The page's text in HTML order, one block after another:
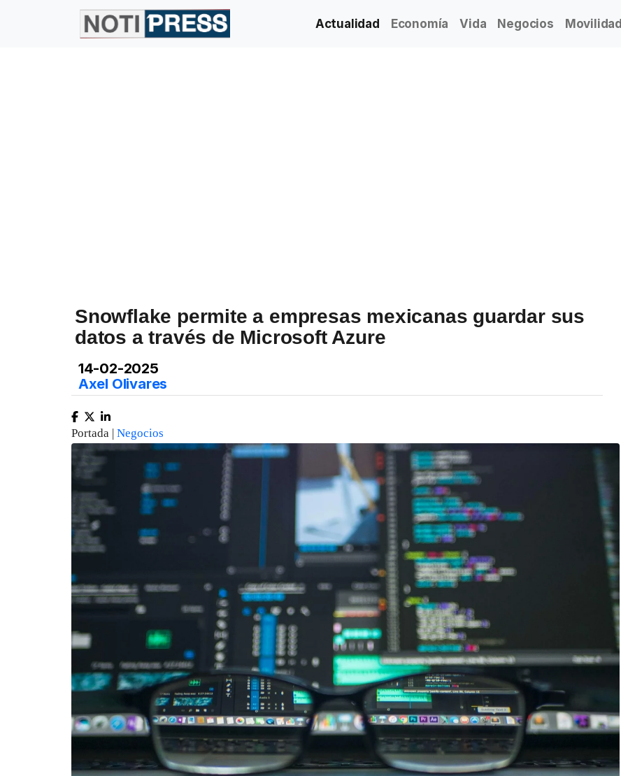
Actualidad Economía Vida Negocios Movilidad
Snowflake permite a empresas mexicanas guardar sus
datos a través de Microsoft Azure
14-02-2025
Axel Olivares
Portada | Negocios